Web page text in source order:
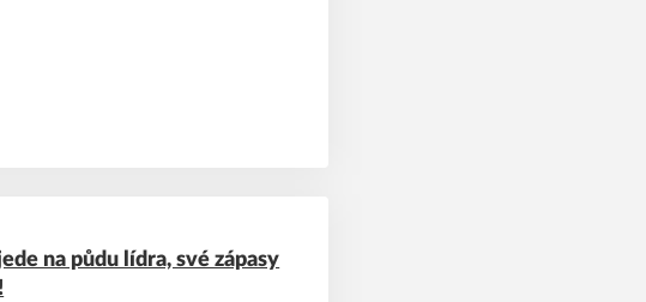
na půdu lídra, své zápasy